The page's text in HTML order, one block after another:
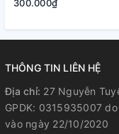
300.000₫
THÔNG TIN LIÊN HỆ
Địa chỉ: 27 Nguyễn
GPDK: 0315935007
vào ngày 22/10/2020